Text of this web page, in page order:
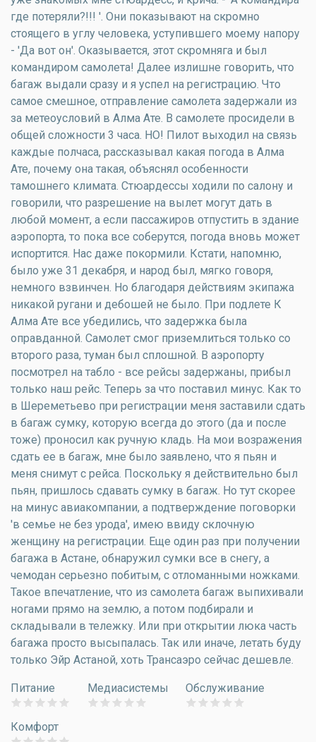
где потеряли?!!! '. Они показывают на скромно
стоящего в углу человека, уступившего моему напору
- 'Да вот он'. Оказывается, этот скромняга и был
командиром самолета! Далее излишне говорить, что
багаж выдали сразу и я успел на регистрацию. Что
самое смешное, отправление самолета задержали из
за метеоусловий в Алма Ате. В самолете просидели в
общей сложности 3 часа. НО! Пилот выходил на связь
каждые полчаса, рассказывал какая погода в Алма
Ате, почему она такая, объяснял особенности
тамошнего климата. Стюардессы ходили по салону и
говорили, что разрешение на вылет могут дать в
любой момент, а если пассажиров отпустить в здание
аэропорта, то пока все соберутся, погода вновь может
испортится. Нас даже покормили. Кстати, напомню,
было уже 31 декабря, и народ был, мягко говоря,
немного взвинчен. Но благодаря действиям экипажа
никакой ругани и дебошей не было. При подлете К
Алма Ате все убедились, что задержка была
оправданной. Самолет смог приземлиться только со
второго раза, туман был сплошной. В аэропорту
посмотрел на табло - все рейсы задержаны, прибыл
только наш рейс. Теперь за что поставил минус. Как то
в Шереметьево при регистрации меня заставили сдать
в багаж сумку, которую всегда до этого (да и после
тоже) проносил как ручную кладь. На мои возражения
сдать ее в багаж, мне было заявлено, что я пьян и
меня снимут с рейса. Поскольку я действительно был
пьян, пришлось сдавать сумку в багаж. Но тут скорее
на минус авиакомпании, а подтверждение поговорки
'в семье не без урода', имею ввиду склочную
женщину на регистрации. Еще один раз при получении
багажа в Астане, обнаружил сумки все в снегу, а
чемодан серьезно побитым, с отломанными ножками.
Такое впечатление, что из самолета багаж выпихивали
ногами прямо на землю, а потом подбирали и
складывали в тележку. Или при открытии люка часть
багажа просто высыпалась. Так или иначе, летать буду
только Эйр Астаной, хоть Трансаэро сейчас дешевле.
Питание Медиасистемы Обслуживание
Комфорт